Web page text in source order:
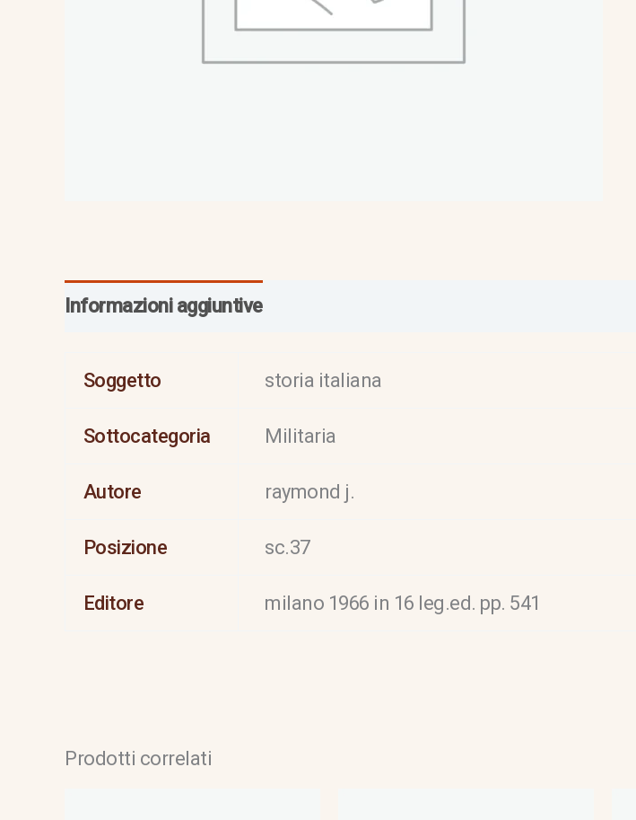
Informazioni aggiuntive
Soggetto storia italiana
Sottocategoria Militaria
Autore raymond j.
Posizione sc.37
Editore milano 1966 in 16 leg.ed. pp. 541
Prodotti correlati